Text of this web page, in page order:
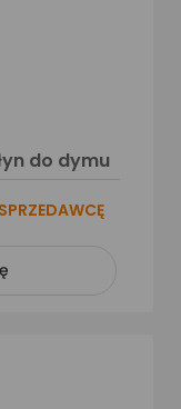
do dymu